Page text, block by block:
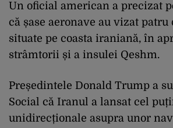
Un oficial american a precizat
că șase aeronave au vizat patru
situate pe coasta iraniană, în
strâmtorii și a insulei Qeshm.
Președintele Donald Trump a
Social că Iranul a lansat cel
unidirecționale asupra unor